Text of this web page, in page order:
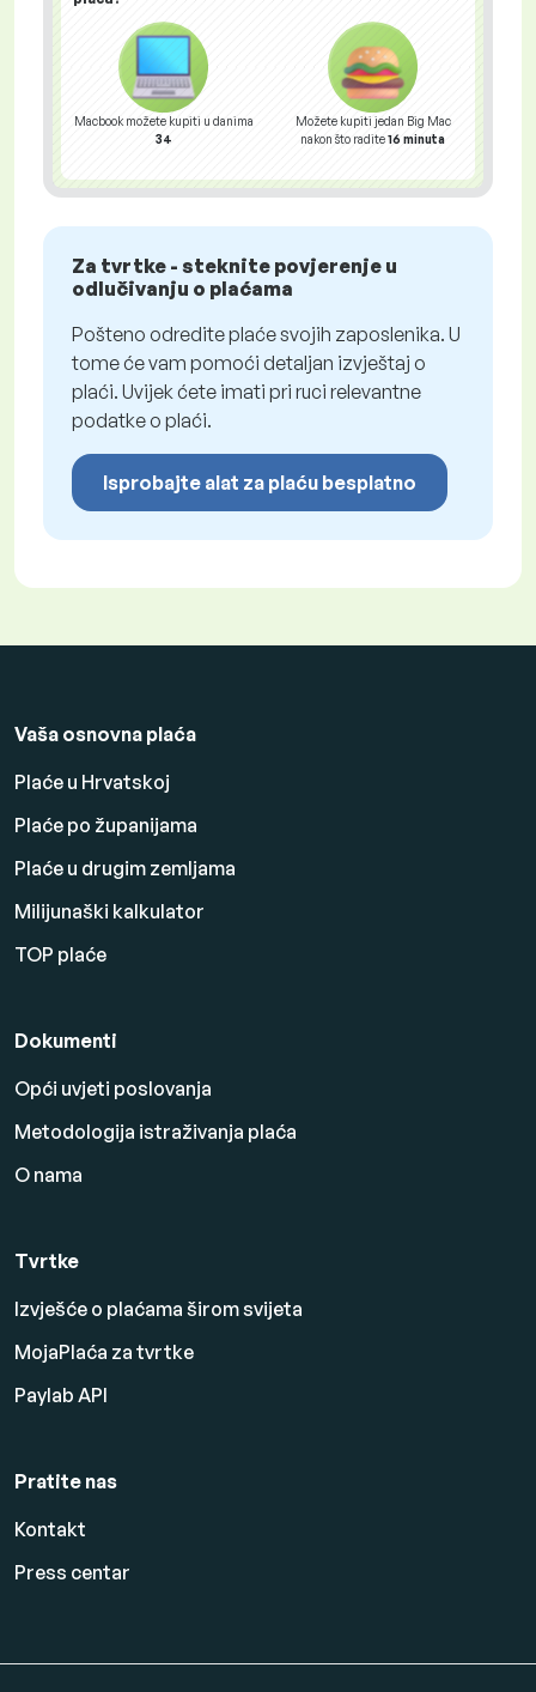
Macbook možete kupiti u danima
34
Možete kupiti jedan Big Mac
nakon što radite16 minuta
Za tvrtke - steknite povjerenje u
odlučivanju o plaćama
Pošteno odredite plaće svojih zaposlenika. U
tome će vam pomoći detaljan izvještaj o
plaći. Uvijek ćete imati pri ruci relevantne
podatke o plaći.
Isprobajte alat za plaću besplatno
Vaša osnovna plaća
Plaće u Hrvatskoj
Plaće po županijama
Plaće u drugim zemljama
Milijunaški kalkulator
TOP plaće
Dokumenti
Opći uvjeti poslovanja
Metodologija istraživanja plaća
O nama
Tvrtke
Izvješće o plaćama širom svijeta
MojaPlaća za tvrtke
Paylab API
Pratite nas
Kontakt
Press centar